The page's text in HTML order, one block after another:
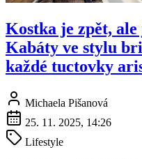
Kostka je zpět,
Kabáty ve stylu
každé tuctovky
Michaela Pišanová
25. 11. 2025, 14:26
Lifestyle